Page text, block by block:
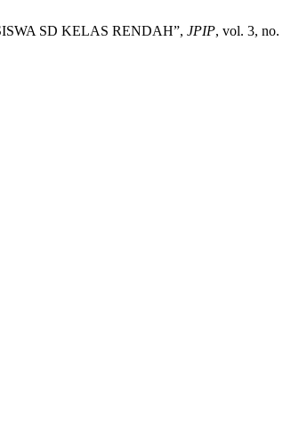
SD KELAS RENDAH”, JPIP, vol. 3, no.